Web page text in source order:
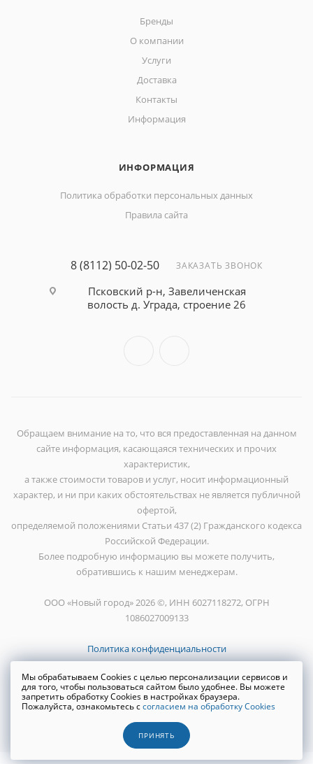
Бренды
О компании
Услуги
Доставка
Контакты
Информация
ИНФОРМАЦИЯ
Политика обработки персональных данных
Правила сайта
8 (8112) 50-02-50 ЗАКАЗАТЬ ЗВОНОК
Псковский р-н, Завеличенская
волость д. Уграда, строение 26
Обращаем внимание на то, что вся предоставленная на данном
сайте информация, касающаяся технических и прочих
характеристик,
а также стоимости товаров и услуг, носит информационный
характер, и ни при каких обстоятельствах не является публичной
офертой,
определяемой положениями Статьи 437 (2) Гражданского кодекса
Российской Федерации.
Более подробную информацию вы можете получить,
обратившись к нашим менеджерам.
ООО «Новый город» 2026 ©, ИНН 6027118272, ОГРН
1086027009133
Политика конфиденциальности
Создание сайта WRP
Мы обрабатываем Cookies с целью персонализации сервисов и
для того, чтобы пользоваться сайтом было удобнее. Вы можете
запретить обработку Cookies в настройках браузера.
Пожалуйста, ознакомьтесь ссогласием на обработку Cookies
ПРИНЯТЬ